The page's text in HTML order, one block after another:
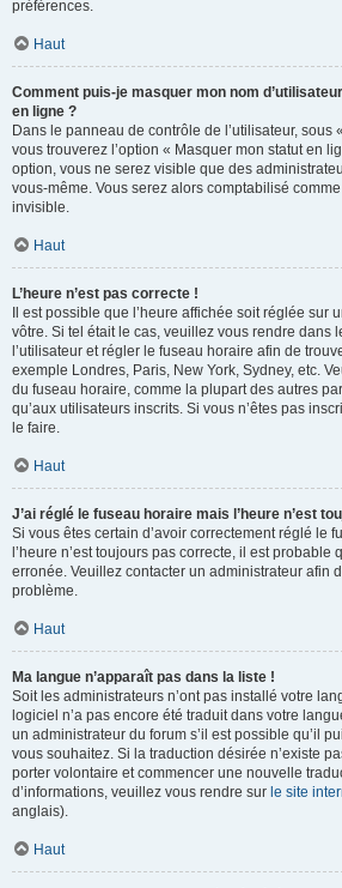
préférences.
Haut
Comment puis-je masquer mon nom
en ligne ?
Dans le panneau de contrôle de l’utilisateur, sous
vous trouverez l’option « Masquer mon statut en
option, vous ne serez visible que des
vous-même. Vous serez alors comptabilisé
invisible.
Haut
L’heure n’est pas correcte !
Il est possible que l’heure affichée soit réglée sur
vôtre. Si tel était le cas, veuillez vous rendre dans
l’utilisateur et régler le fuseau horaire afin de
exemple Londres, Paris, New York, Sydney, etc.
du fuseau horaire, comme la plupart des autres
qu’aux utilisateurs inscrits. Si vous n’êtes pas
le faire.
Haut
J’ai réglé le fuseau horaire mais l’heure n’est
Si vous êtes certain d’avoir correctement réglé le
l’heure n’est toujours pas correcte, il est probable
erronée. Veuillez contacter un administrateur afin
problème.
Haut
Ma langue n’apparaît pas dans la liste !
Soit les administrateurs n’ont pas installé votre
logiciel n’a pas encore été traduit dans votre
un administrateur du forum s’il est possible qu’il
vous souhaitez. Si la traduction désirée n’existe
porter volontaire et commencer une nouvelle
d’informations, veuillez vous rendre sur le site
anglais).
Haut